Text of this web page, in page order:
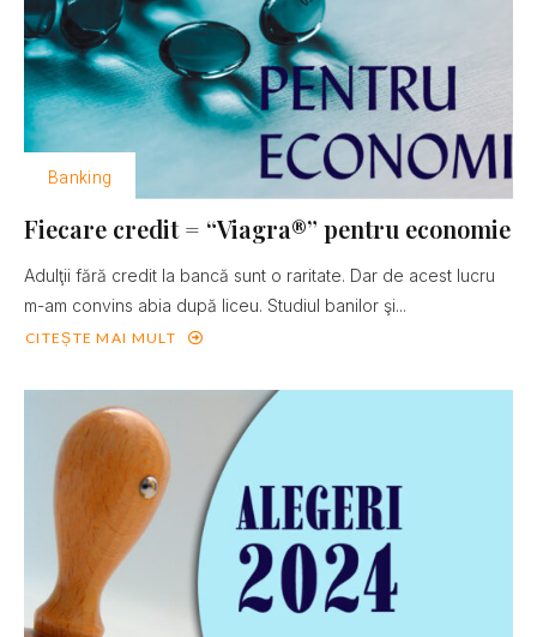
Banking
Fiecare credit = “Viagra®” pentru economie
Adulţii fără credit la bancă sunt o raritate. Dar de acest lucru
m-am convins abia după liceu. Studiul banilor şi...
CITEȘTE MAI MULT